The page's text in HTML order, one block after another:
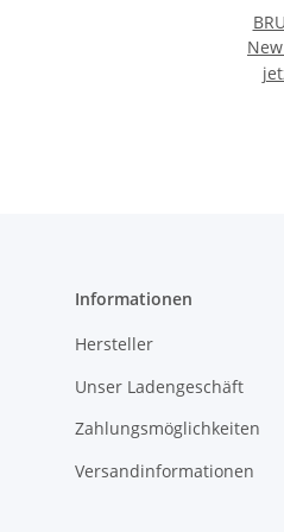
Informationen
Hersteller
Unser Ladengeschäft
Zahlungsmöglichkeiten
Versandinformationen